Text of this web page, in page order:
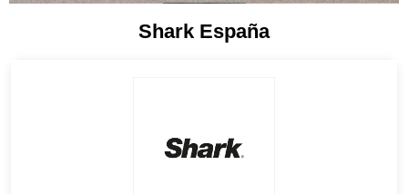
Shark España